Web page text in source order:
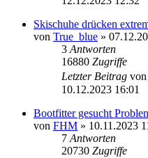
Skischuhe drücken
von True_blue »
3 Antworten
16880 Zugriffe
Letzter Beitrag von
10.12.2023 16:01
Bootfitter gesucht
von FHM » 10.11.2023
7 Antworten
20730 Zugriffe